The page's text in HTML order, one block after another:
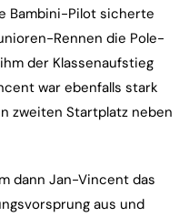
Bambini-Pilot sicherte
Rennen die Pole-
der Klassenaufstieg
war ebenfalls stark
zweiten Startplatz neben
dann Jan-Vincent das
aus und